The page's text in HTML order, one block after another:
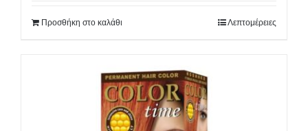
Προσθήκη στο καλάθι Λεπτομέρειες